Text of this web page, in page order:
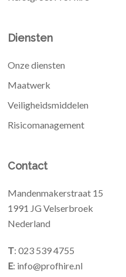
Diensten
Onze diensten
Maatwerk
Veiligheidsmiddelen
Risicomanagement
Contact
Mandenmakerstraat 15
1991 JG Velserbroek
Nederland
T: 023 539 4755
E: info@profhire.nl